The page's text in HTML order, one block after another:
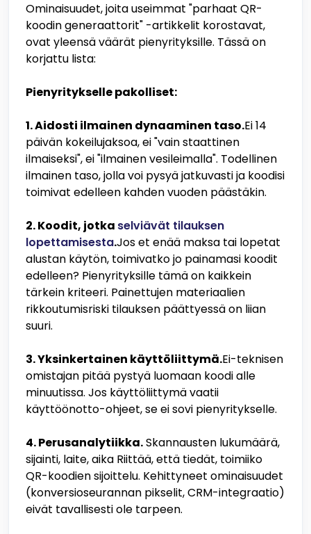
Ominaisuudet, joita useimmat "parhaat QR-
koodin generaattorit" -artikkelit korostavat,
ovat yleensä väärät pienyrityksille. Tässä on
korjattu lista:
Pienyritykselle pakolliset:
1. Aidosti ilmainen dynaaminen taso.Ei 14
päivän kokeilujaksoa, ei "vain staattinen
ilmaiseksi", ei "ilmainen vesileimalla". Todellinen
ilmainen taso, jolla voi pysyä jatkuvasti ja koodisi
toimivat edelleen kahden vuoden päästäkin.
2. Koodit, jotka selviävät tilauksen
lopettamisesta.Jos et enää maksa tai lopetat
alustan käytön, toimivatko jo painamasi koodit
edelleen? Pienyrityksille tämä on kaikkein
tärkein kriteeri. Painettujen materiaalien
rikkoutumisriski tilauksen päättyessä on liian
suuri.
3. Yksinkertainen käyttöliittymä.Ei-teknisen
omistajan pitää pystyä luomaan koodi alle
minuutissa. Jos käyttöliittymä vaatii
käyttöönotto-ohjeet, se ei sovi pienyritykselle.
4. Perusanalytiikka.Skannausten lukumäärä,
sijainti, laite, aika Riittää, että tiedät, toimiiko
QR-koodien sijoittelu. Kehittyneet ominaisuudet
(konversioseurannan pikselit, CRM-integraatio)
eivät tavallisesti ole tarpeen.